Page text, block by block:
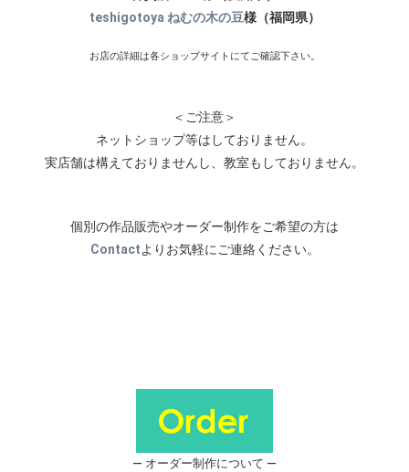
teshigotoya ねむの木の豆様（福岡県）
お店の詳細は各ショップサイトにてご確認下さい。
＜ご注意＞
ネットショップ等はしておりません。
実店舗は構えておりませんし、教室もしておりません。
個別の作品販売やオーダー制作をご希望の方は
Contactよりお気軽にご連絡ください。
― オーダー制作について ―